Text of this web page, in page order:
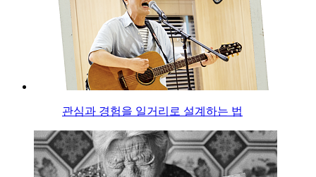
관심과 경험을 일거리로 설계하는 법